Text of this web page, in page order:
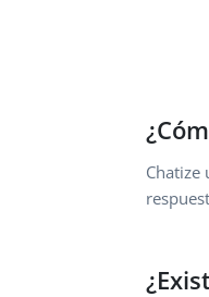
Chatize